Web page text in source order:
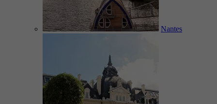
Nantes